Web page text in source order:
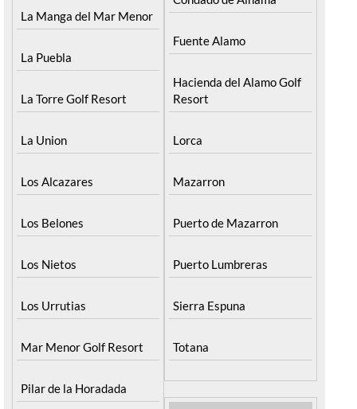
La Manga del Mar Menor
La Puebla
La Torre Golf Resort
La Union
Los Alcazares
Los Belones
Los Nietos
Los Urrutias
Mar Menor Golf Resort
Pilar de la Horadada
Fuente Alamo
Hacienda del Alamo Golf
Resort
Lorca
Mazarron
Puerto de Mazarron
Puerto Lumbreras
Sierra Espuna
Totana